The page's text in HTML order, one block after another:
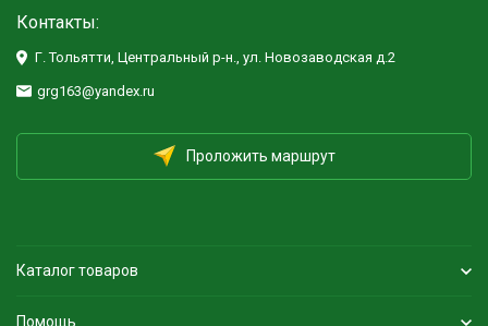
Контакты:
Г. Тольятти, Центральный р-н., ул. Новозаводская д.2
grg163@yandex.ru
Проложить маршрут
Каталог товаров
Помощь